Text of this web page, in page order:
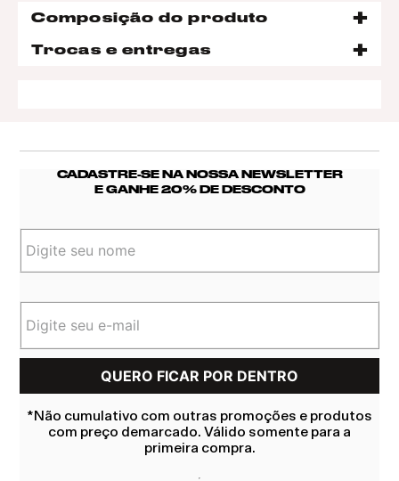
Composição do produto
Trocas e entregas
CADASTRE-SE NA NOSSA NEWSLETTER
E GANHE 20% DE DESCONTO
*Não cumulativo com outras promoções e produtos
com preço demarcado. Válido somente para a
primeira compra.